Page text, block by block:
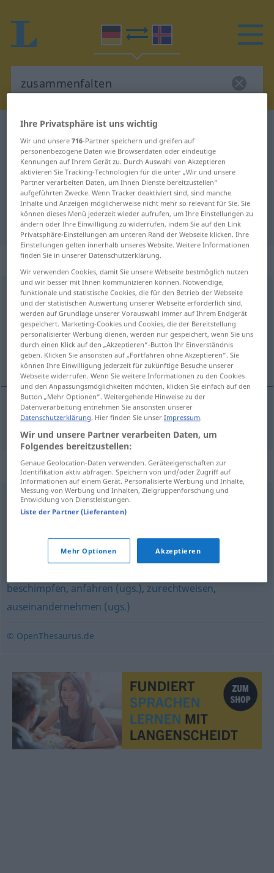
Deutsch-Isländisch Wörterbuch
Deutsch-Isländisch Übersetzung
für "zusammenfalten"
"zusammenfalten" Isländisch
Übersetzung
„zusammenfalten“
zusammenfalten
Übersicht aller Übersetzungen
(Für mehr Details die Übersetzung anklicken/antippen)
brjóta saman
brjótasaman zusammenfalten
Synonyme für "zusammenfalten"
tadeln,auseinandernehmen (ugs.)
tadeln (Hauptform) zurechtweisen,
beschimpfen, anfahren (ugs.), zurechtweisen,
auseinandernehmen (ugs.)
© OpenThesaurus.de
Ihre Privatsphäre ist uns wichtig
Wir und unsere716-Partner speichern und greifen auf
personenbezogene Daten wie Browserdaten oder eindeutige
Kennungen auf Ihrem Gerät zu. Durch Auswahl von Akzeptieren
aktivieren Sie Tracking-Technologien für die unter „Wir und unsere
Partner verarbeiten Daten, um Ihnen Dienste bereitzustellen“
aufgeführten Zwecke. Wenn Tracker deaktiviert sind, sind manche
Inhalte und Anzeigen möglicherweise nicht mehr so relevant für Sie. Sie
können dieses Menü jederzeit wieder aufrufen, um Ihre Einstellungen zu
ändern oder Ihre Einwilligung zu widerrufen, indem Sie auf den Link
Privatsphäre-Einstellungen am unteren Rand der Webseite klicken. Ihre
Einstellungen gelten innerhalb unseres Website. Weitere Informationen
finden Sie in unserer Datenschutzerklärung.
Wir verwenden Cookies, damit Sie unsere Webseite bestmöglich nutzen
und wir besser mit Ihnen kommunizieren können. Notwendige,
funktionale und statistische Cookies, die für den Betrieb der Webseite
und der statistischen Auswertung unserer Webseite erforderlich sind,
werden auf Grundlage unserer Vorauswahl immer auf Ihrem Endgerät
gespeichert. Marketing-Cookies und Cookies, die der Bereitstellung
personalisierter Werbung dienen, werden nur gespeichert, wenn Sie uns
durch einen Klick auf den „Akzeptieren“-Button Ihr Einverständnis
geben. Klicken Sie ansonsten auf „Fortfahren ohne Akzeptieren“. Sie
können Ihre Einwilligung jederzeit für zukünftige Besuche unserer
Webseite widerrufen. Wenn Sie weitere Informationen zu den Cookies
und den Anpassungsmöglichkeiten möchten, klicken Sie einfach auf den
Button „Mehr Optionen“. Weitergehende Hinweise zu der
Datenverarbeitung entnehmen Sie ansonsten unserer
Datenschutzerklärung. Hier finden Sie unserImpressum.
Wir und unsere Partner verarbeiten Daten, um
Folgendes bereitzustellen:
Genaue Geolocation-Daten verwenden. Geräteeigenschaften zur
Identifikation aktiv abfragen. Speichern von und/oder Zugriff auf
Informationen auf einem Gerät. Personalisierte Werbung und Inhalte,
Messung von Werbung und Inhalten, Zielgruppenforschung und
Entwicklung von Dienstleistungen.
Liste der Partner (Lieferanten)
Mehr Optionen Akzeptieren